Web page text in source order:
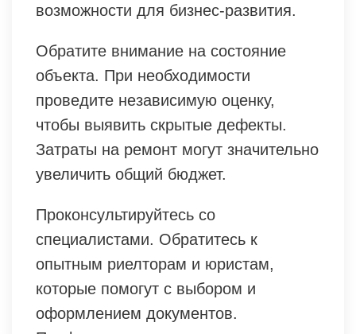
возможности для бизнес-развития.
Обратите внимание на состояние
объекта. При необходимости
проведите независимую оценку,
чтобы выявить скрытые дефекты.
Затраты на ремонт могут значительно
увеличить общий бюджет.
Проконсультируйтесь со
специалистами. Обратитесь к
опытным риелторам и юристам,
которые помогут с выбором и
оформлением документов.